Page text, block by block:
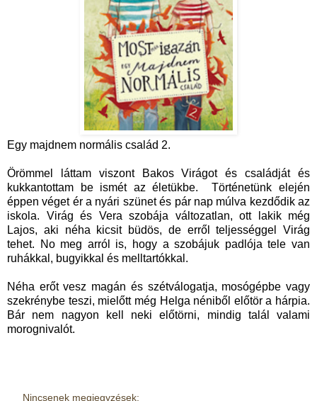
Egy majdnem normális család 2.
Örömmel láttam viszont Bakos Virágot és családját és
kukkantottam be ismét az életükbe. Történetünk elején
éppen véget ér a nyári szünet és pár nap múlva kezdődik az
iskola. Virág és Vera szobája változatlan, ott lakik még
Lajos, aki néha kicsit büdös, de erről teljességgel Virág
tehet. No meg arról is, hogy a szobájuk padlója tele van
ruhákkal, bugyikkal és melltartókkal.
Néha erőt vesz magán és szétválogatja, mosógépbe vagy
szekrénybe teszi, mielőtt még Helga néniből előtör a hárpia.
Bár nem nagyon kell neki előtörni, mindig talál valami
morognivalót.
Nincsenek megjegyzések: